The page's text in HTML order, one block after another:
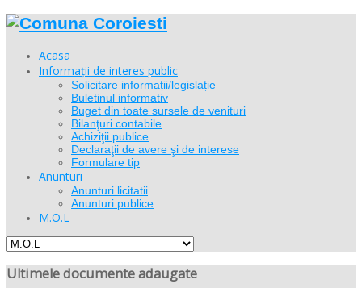
Acasa
Informații de interes public
Solicitare informații/legislație
Buletinul informativ
Buget din toate sursele de venituri
Bilanţuri contabile
Achiziţii publice
Declaraţii de avere şi de interese
Formulare tip
Anunturi
Anunturi licitatii
Anunturi publice
M.O.L
Ultimele documente adaugate